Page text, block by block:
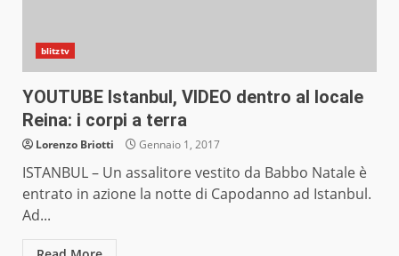
blitztv
YOUTUBE Istanbul, VIDEO dentro al locale
Reina: i corpi a terra
Lorenzo Briotti Gennaio 1, 2017
ISTANBUL – Un assalitore vestito da Babbo Natale è
entrato in azione la notte di Capodanno ad Istanbul.
Ad...